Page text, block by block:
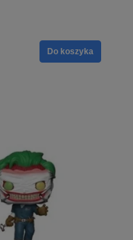
Do koszyka